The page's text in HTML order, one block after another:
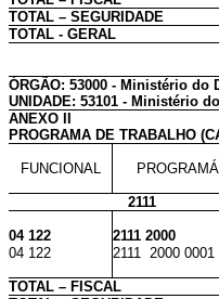
TOTAL – SEGURIDADE
TOTAL - GERAL
ÓRGÃO: 53000 - Ministério do
UNIDADE: 53101 - Ministério
ANEXO II
PROGRAMA DE TRABALHO
FUNCIONAL
2111
04 122
2111 2000
04 122
2111 2000 0001
TOTAL – FISCAL